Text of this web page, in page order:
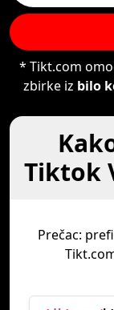
* Tikt.com
zbirke iz bilo
Tiktok
Prečac: